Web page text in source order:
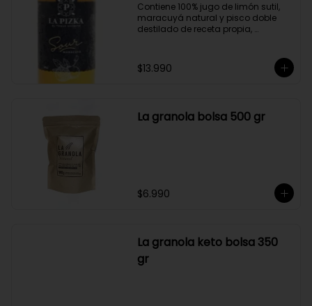
Contiene 100% jugo de limón sutil,
maracuyá natural y pisco doble
destilado de receta propia,
Características:
duración es de 12 meses a partir de
$13.990
La granola bolsa 500 gr
$6.990
La granola keto bolsa 350
gr